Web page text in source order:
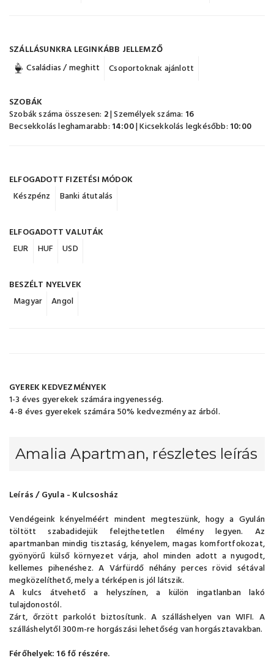
SZÁLLÁSUNKRA LEGINKÁBB JELLEMZŐ
Családias / meghitt
Csoportoknak ajánlott
SZOBÁK
Szobák száma összesen: 2| Személyek száma: 16
Becsekkolás leghamarabb: 14:00| Kicsekkolás legkésőbb: 10:00
ELFOGADOTT FIZETÉSI MÓDOK
Készpénz
Banki átutalás
ELFOGADOTT VALUTÁK
EUR
HUF USD
BESZÉLT NYELVEK
Magyar
Angol
GYEREK KEDVEZMÉNYEK
1-3 éves gyerekek számára ingyenesség.
4-8 éves gyerekek számára 50% kedvezmény az árból.
Amalia Apartman, részletes leírás
Leírás / Gyula - Kulcsosház
Vendégeink kényelméért mindent megteszünk, hogy a Gyulán
töltött szabadidejük felejthetetlen élmény legyen. Az
apartmanban mindig tisztaság, kényelem, magas komfortfokozat,
gyönyörű külső környezet várja, ahol minden adott a nyugodt,
kellemes pihenéshez. A Várfürdő néhány perces rövid sétával
megközelíthető, mely a térképen is jól látszik.
A kulcs átvehető a helyszínen, a külön ingatlanban lakó
tulajdonostól.
Zárt, őrzött parkolót biztosítunk. A szálláshelyen van WIFI. A
szálláshelytől 300m-re horgászási lehetőség van horgásztavakban.
Férőhelyek: 16 fő részére.